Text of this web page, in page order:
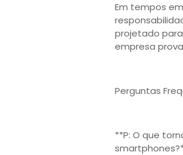
Em tempos
projetado
empresa
Perguntas
**P: O que